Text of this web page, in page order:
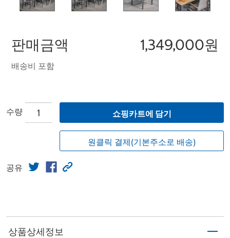
판매금액 1,349,000원
배송비 포함
수량 쇼핑카트에 담기
원클릭 결제(기본주소로 배송)
공유
상품상세정보